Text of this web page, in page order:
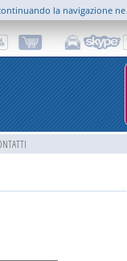
la navigazione